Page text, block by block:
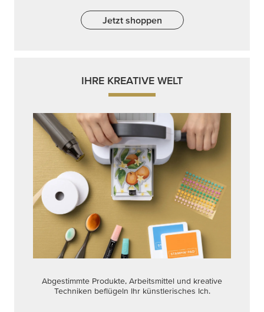
Jetzt shoppen
IHRE KREATIVE WELT
Abgestimmte Produkte, Arbeitsmittel und kreative
Techniken beflügeln Ihr künstlerisches Ich.